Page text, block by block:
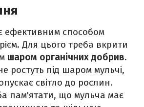
ефективним способом
Для цього треба вкрити
шаром органічних добрив.
ростуть під шаром мульчі,
світло до рослин.
пам'ятати, що мульча має